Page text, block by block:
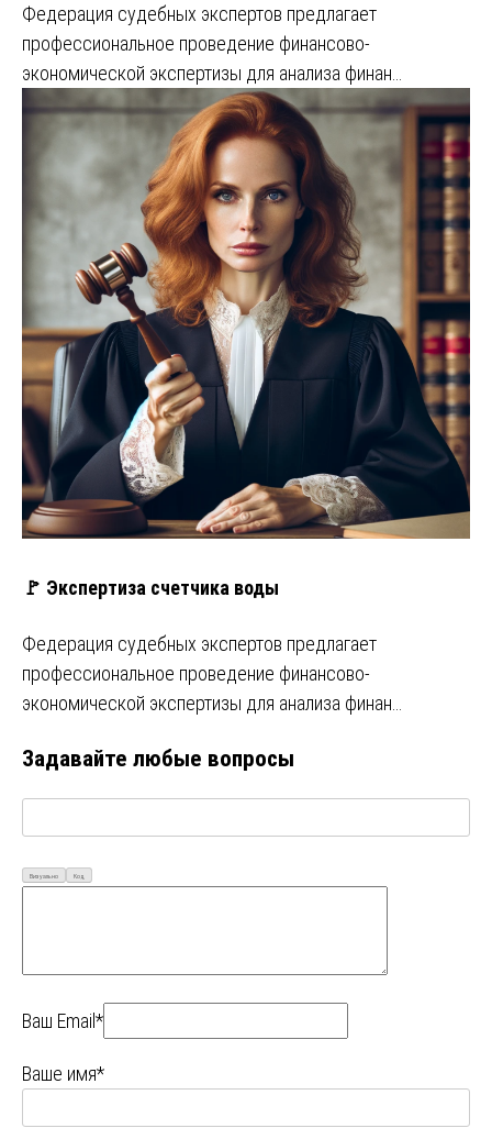
Федерация судебных экспертов предлагает
профессиональное проведение финансово-
экономической экспертизы для анализа финан…
🚩 Экспертиза счетчика воды
Федерация судебных экспертов предлагает
профессиональное проведение финансово-
экономической экспертизы для анализа финан…
Задавайте любые вопросы
Визуально Код
Ваш Email*
Ваше имя*